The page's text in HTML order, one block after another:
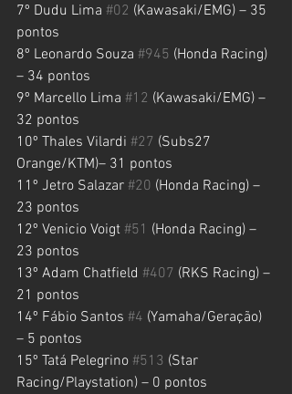
7º Dudu Lima #02 (Kawasaki/EMG) – 35
pontos
8º Leonardo Souza #945 (Honda Racing)
– 34 pontos
9º Marcello Lima #12 (Kawasaki/EMG) –
32 pontos
10º Thales Vilardi #27 (Subs27
Orange/KTM)– 31 pontos
11º Jetro Salazar #20 (Honda Racing) –
23 pontos
12º Venicio Voigt #51 (Honda Racing) –
23 pontos
13º Adam Chatfield #407 (RKS Racing) –
21 pontos
14º Fábio Santos #4 (Yamaha/Geração)
– 5 pontos
15º Tatá Pelegrino #513 (Star
Racing/Playstation) – 0 pontos